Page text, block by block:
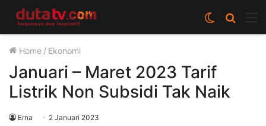
Cari
berita
Switch
skin
Home / Ekonomi
Januari – Maret 2023 Tarif
Listrik Non Subsidi Tak Naik
Erna 2 Januari 2023